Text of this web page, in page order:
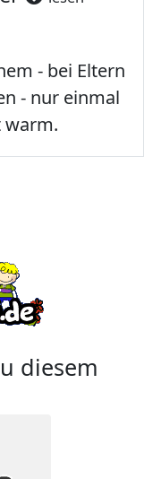
- bei Eltern
- nur einmal
warm.
diesem